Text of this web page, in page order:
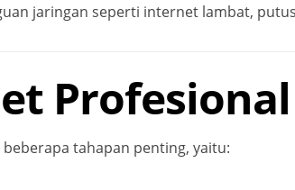
jaringan seperti internet lambat,
Profesional
tahapan penting, yaitu: